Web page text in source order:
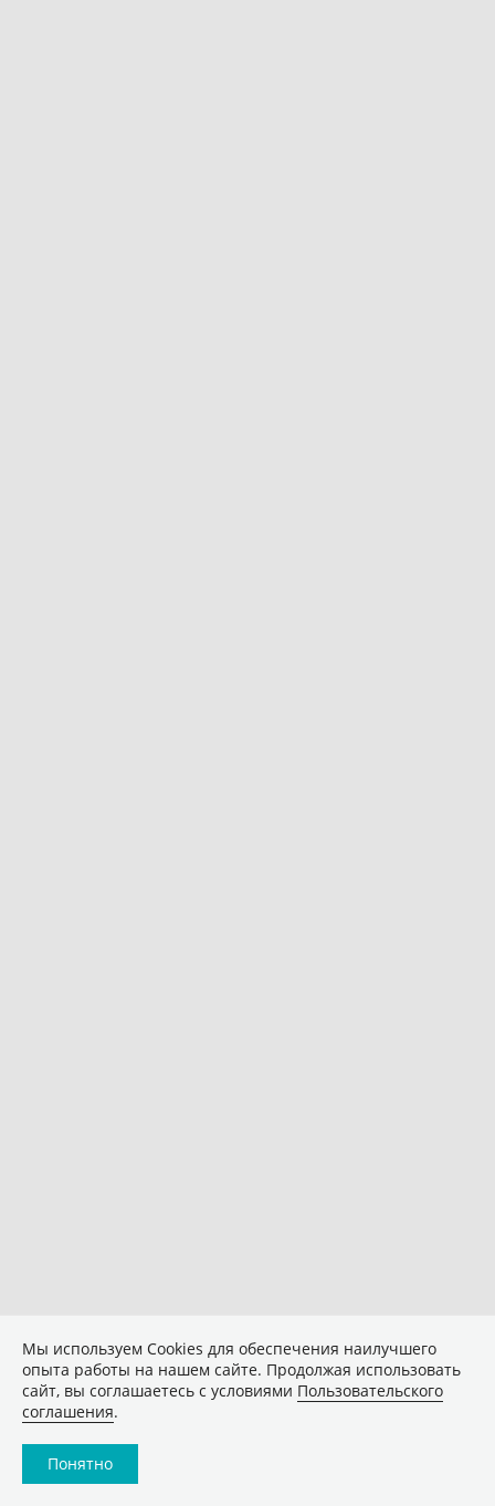
Мы используем Сookies для обеспечения наилучшего
опыта работы на нашем сайте. Продолжая использовать
сайт, вы соглашаетесь с условиями Пользовательского
соглашения.
Понятно